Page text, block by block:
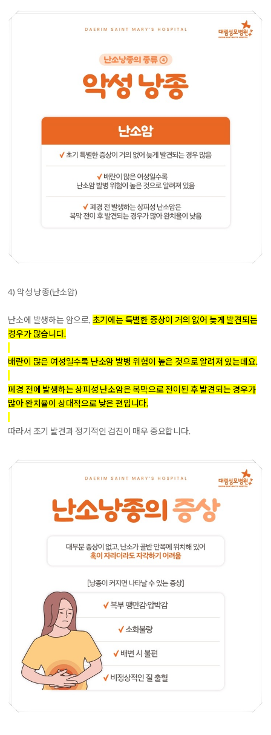
4) 악성 낭종(난소암)
난소에 발생하는 암으로, 초기에는 특별한 증상이 거의 없어 늦게 발견되는
경우가 많습니다.
배란이 많은 여성일수록 난소암 발병 위험이 높은 것으로 알려져 있는데요.
폐경 전에 발생하는 상피성 난소암은 복막으로 전이된 후 발견되는 경우가
많아 완치율이 상대적으로 낮은 편입니다.
따라서 조기 발견과 정기적인 검진이 매우 중요합니다.